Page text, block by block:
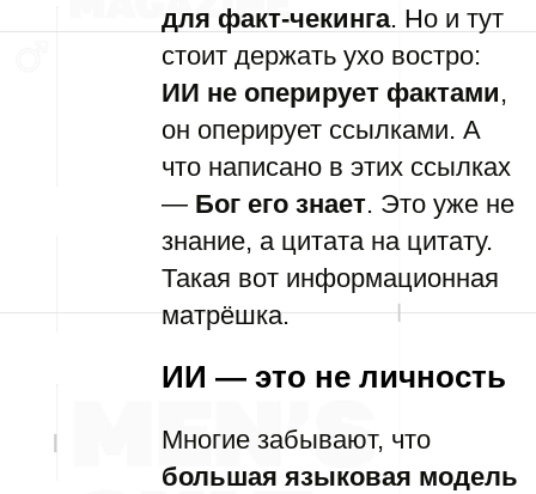
для факт-чекинга. Но и тут
стоит держать ухо востро:
ИИ не оперирует фактами,
он оперирует ссылками. А
что написано в этих ссылках
— Бог его знает. Это уже не
знание, а цитата на цитату.
Такая вот информационная
матрёшка.
ИИ — это не личность
Многие забывают, что
большая языковая модель